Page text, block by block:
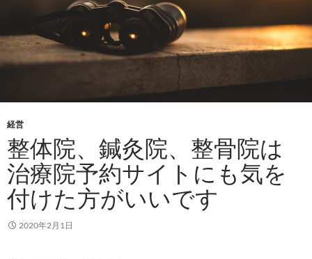
経営
整体院、鍼灸院、整骨院は
治療院予約サイトにも気を
付けた方がいいです
2020年2月1日